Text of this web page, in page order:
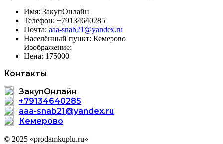
Имя: ЗакупОнлайн
Телефон: +79134640285
Почта: aaa-snab21@yandex.ru
Населённый пункт: Кемерово
Изображение:
Цена: 175000
Контакты
ЗакупОнлайн
+79134640285
aaa-snab21@yandex.ru
Кемерово
© 2025 «prodamkuplu.ru»